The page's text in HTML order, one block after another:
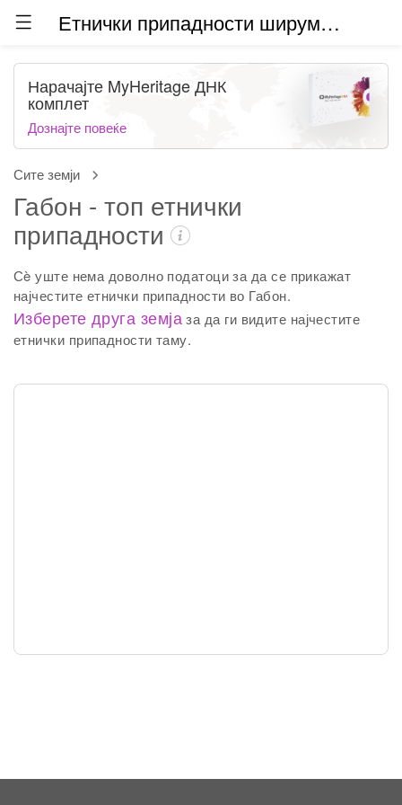
Етнички припадности ширум светот (бета)
Сите земји
Габон - топ етнички
припадности
Сè уште нема доволно податоци за да се прикажат
најчестите етнички припадности во Габон.
Изберете друга земја за да ги видите најчестите
етнички припадности таму.
Нарачајте MyHeritage ДНК
комплет
Дознајте повеќе